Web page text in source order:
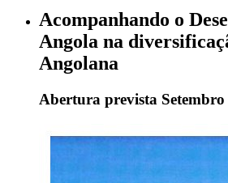
Acompanhando o
Angola na
Angolana
Abertura prevista Setembro